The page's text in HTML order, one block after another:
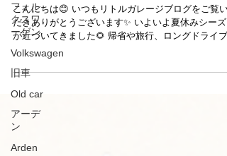
フォル
クスワ
ーゲン
Volkswagen
旧車
Old car
アーデ
ン
Arden
イブのために🚗🌻
こんにちは😊 いつもリトルガレージブログをご覧い
が近づいてきました🌻 帰省や旅行、ロングドライブ
ど、お車でお出かけされる機会も増える時期ですね
前の点検をおすすめしています😊 特にチェックして
きたいポイントはこちら👇 🔧 タイヤの空気圧・溝の
態 🔧 エンジンオイル 🔧 バッテリー 🔧 冷却水 🔧 エ
早めの点検を行うことで安心してドライブを楽しむ